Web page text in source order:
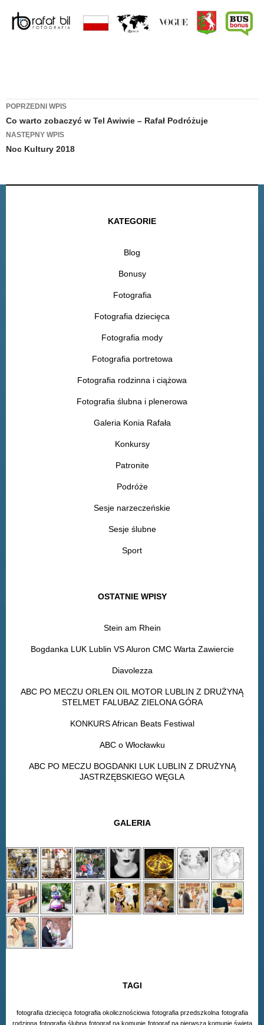
Zobacz
wpisy
POPRZEDNI WPIS
Co warto zobaczyć w Tel Awiwie – Rafał Podróżuje
NASTĘPNY WPIS
Noc Kultury 2018
KATEGORIE
Blog
Bonusy
Fotografia
Fotografia dziecięca
Fotografia mody
Fotografia portretowa
Fotografia rodzinna i ciążowa
Fotografia ślubna i plenerowa
Galeria Konia Rafała
Konkursy
Patronite
Podróże
Sesje narzeczeńskie
Sesje ślubne
Sport
OSTATNIE WPISY
Stein am Rhein
Bogdanka LUK Lublin VS Aluron CMC Warta Zawiercie
Diavolezza
ABC PO MECZU ORLEN OIL MOTOR LUBLIN Z DRUŻYNĄ
STELMET FALUBAZ ZIELONA GÓRA
KONKURS African Beats Festiwal
ABC o Włocławku
ABC PO MECZU BOGDANKI LUK LUBLIN Z DRUŻYNĄ
JASTRZĘBSKIEGO WĘGLA
GALERIA
TAGI
fotografia dziecięca fotografia okolicznościowa fotografia przedszkolna fotografia
rodzinna fotografia ślubna fotograf na komunię fotograf na pierwszą komunię świętą